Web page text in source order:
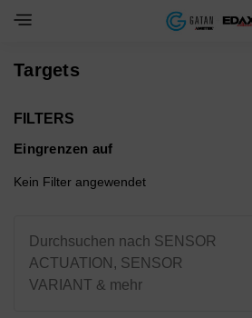
Toggle Navigation Menu
Targets
FILTERS
Eingrenzen auf
Kein Filter angewendet
Durchsuchen nach SENSOR
ACTUATION, SENSOR
VARIANT & mehr